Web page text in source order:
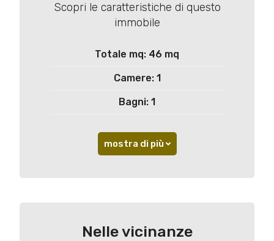
Scopri le caratteristiche di questo
immobile
Totale mq: 46 mq
Camere: 1
Bagni: 1
mostra di più
Nelle vicinanze